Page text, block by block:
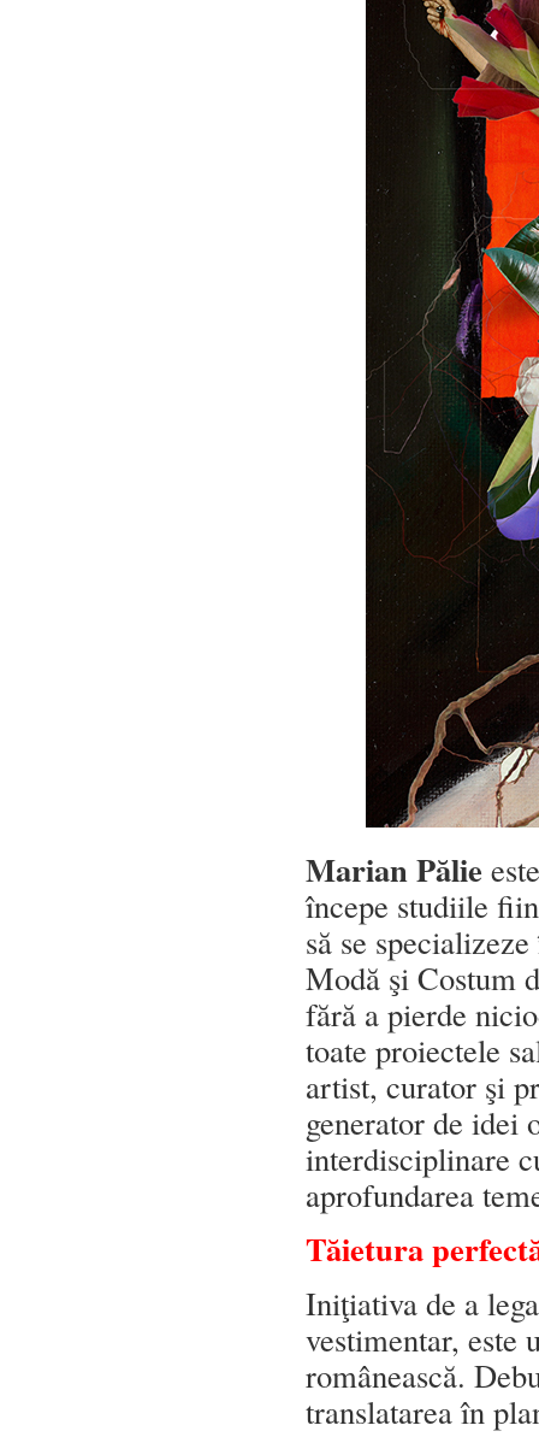
Marian Pălie
începe studiile
să se
Modă şi Costum
fără a pierde
toate proiectele
artist, curator şi
generator de idei
interdisciplinare
aprofundarea
Tăietura
Iniţiativa de a
vestimentar, este
românească.
translatarea în